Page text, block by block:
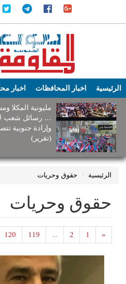
الرئيسية اخبار المحافظات اخبار
مليونية المكلا
… رسائل شعب
وإرادة جنوبية
(تقرير)
الرئيسية حقوق وحريات
حقوق وحريات
«
1
2
...
119
120